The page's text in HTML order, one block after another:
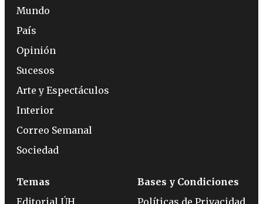
Mundo
País
Opinión
Sucesos
Arte y Espectáculos
Interior
Correo Semanal
Sociedad
Temas
Editorial ÚH
Bases y Condiciones
Políticas de Privacidad